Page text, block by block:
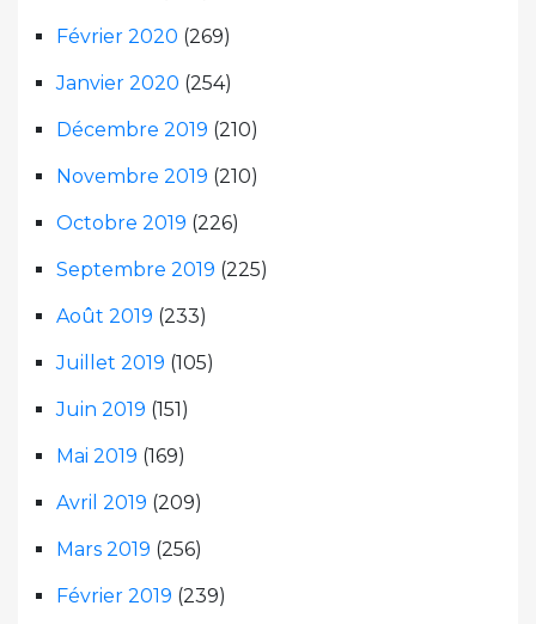
Février 2020 (269)
Janvier 2020 (254)
Décembre 2019 (210)
Novembre 2019 (210)
Octobre 2019 (226)
Septembre 2019 (225)
Août 2019 (233)
Juillet 2019 (105)
Juin 2019 (151)
Mai 2019 (169)
Avril 2019 (209)
Mars 2019 (256)
Février 2019 (239)